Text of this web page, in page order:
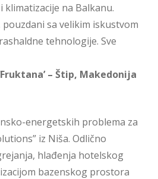
na Balkanu.
sa velikim iskustvom
tehnologije. Sve
– Štip, Makedonija
energetskih problema za
iz Niša. Odlično
hlađenja hotelskog
bazenskog prostora